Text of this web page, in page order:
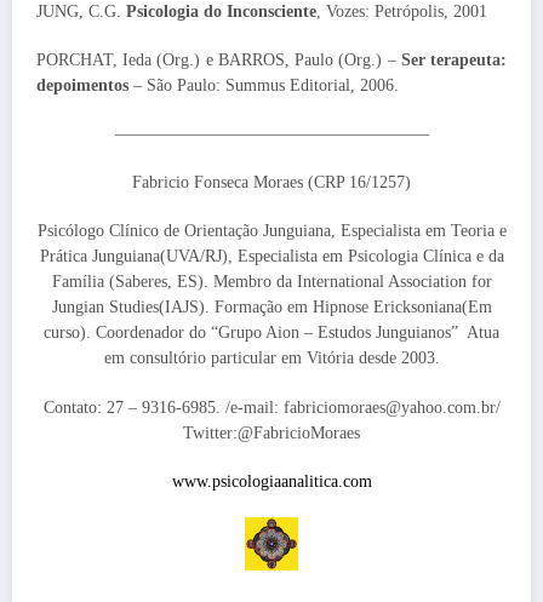
JUNG, C.G. Psicologia do Inconsciente , Vozes: Petrópolis, 2001
PORCHAT, Ieda (Org.) e BARROS, Paulo (Org.) – Ser terapeuta:
depoimentos – São Paulo: Summus Editorial, 2006.
——————————————————–
Fabricio Fonseca Moraes (CRP 16/1257)
Psicólogo Clínico de Orientação Junguiana, Especialista em Teoria e
Prática Junguiana(UVA/RJ), Especialista em Psicologia Clínica e da
Família (Saberes, ES). Membro da International Association for
Jungian Studies(IAJS). Formação em Hipnose Ericksoniana(Em
curso). Coordenador do “Grupo Aion – Estudos Junguianos” Atua
em consultório particular em Vitória desde 2003.
Contato: 27 – 9316-6985. /e-mail: fabriciomoraes@yahoo.com.br/
Twitter:@FabricioMoraes
www.psicologiaanalitica.com